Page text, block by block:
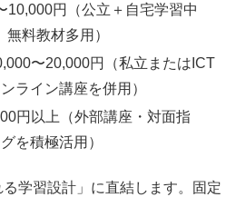
10,000円（公立＋自宅学習中
料教材多用）
〜20,000円（私立またはICT
ライン講座を併用）
円以上（外部講座・対面指
を積極活用）
学習設計」に直結します。固定